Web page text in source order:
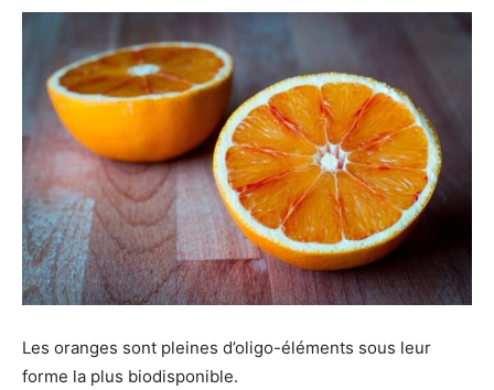
Les oranges sont pleines d’oligo-éléments sous leur
forme la plus biodisponible.